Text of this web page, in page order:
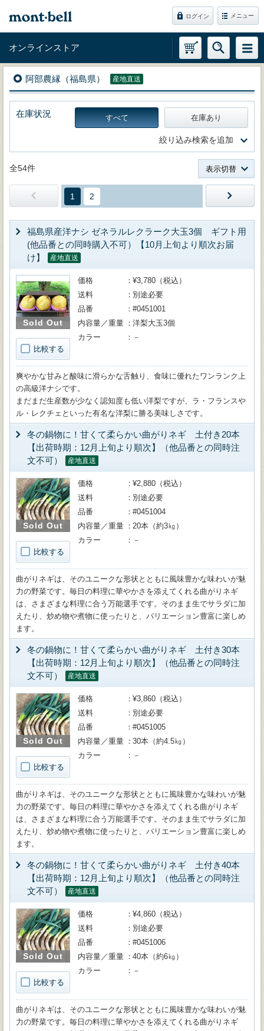
ログイン メニュー
オンラインストア
阿部農縁（福島県） 産地直送
在庫状況 すべて 在庫あり
絞り込み検索を追加
全54件 表示切替
1 2
福島県産洋ナシ ゼネラルレクラーク大玉3個 ギフト用
(他品番との同時購入不可）【10月上旬より順次お届
け】
産地直送
Sold Out
比較する
価格
¥3,780（税込）
送料
別途必要
品番
#0451001
内容量／重量
洋梨大玉3個
カラー
－
爽やかな甘みと酸味に滑らかな舌触り、食味に優れたワンランク上
の高級洋ナシです。
まだまだ生産数が少なく認知度も低い洋梨ですが、ラ・フランスや
ル・レクチェといった有名な洋梨に勝る美味しさです。
冬の鍋物に！甘くて柔らかい曲がりネギ 土付き20本
【出荷時期：12月上旬より順次】（他品番との同時注
文不可）
産地直送
Sold Out
比較する
価格
¥2,880（税込）
送料
別途必要
品番
#0451004
内容量／重量
20本（約3㎏）
カラー
－
曲がりネギは、そのユニークな形状とともに風味豊かな味わいが魅
力の野菜です。毎日の料理に華やかさを添えてくれる曲がりネギ
は、さまざまな料理に合う万能選手です。そのまま生でサラダに加
えたり、炒め物や煮物に使ったりと、バリエーション豊富に楽しめ
ます。
冬の鍋物に！甘くて柔らかい曲がりネギ 土付き30本
【出荷時期：12月上旬より順次】（他品番との同時注
文不可）
産地直送
Sold Out
比較する
価格
¥3,860（税込）
送料
別途必要
品番
#0451005
内容量／重量
30本（約4.5㎏）
カラー
－
曲がりネギは、そのユニークな形状とともに風味豊かな味わいが魅
力の野菜です。毎日の料理に華やかさを添えてくれる曲がりネギ
は、さまざまな料理に合う万能選手です。そのまま生でサラダに加
えたり、炒め物や煮物に使ったりと、バリエーション豊富に楽しめ
ます。
冬の鍋物に！甘くて柔らかい曲がりネギ 土付き40本
【出荷時期：12月上旬より順次】（他品番との同時注
文不可）
産地直送
Sold Out
比較する
価格
¥4,860（税込）
送料
別途必要
品番
#0451006
内容量／重量
40本（約6㎏）
カラー
－
曲がりネギは、そのユニークな形状とともに風味豊かな味わいが魅
力の野菜です。毎日の料理に華やかさを添えてくれる曲がりネギ